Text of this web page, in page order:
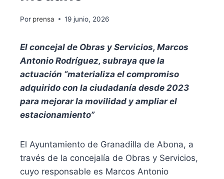
Por prensa 19 junio, 2026
El concejal de Obras y Servicios, Marcos
Antonio Rodríguez, subraya que la
actuación “materializa el compromiso
adquirido con la ciudadanía desde 2023
para mejorar la movilidad y ampliar el
estacionamiento”
El Ayuntamiento de Granadilla de Abona, a
través de la concejalía de Obras y Servicios,
cuyo responsable es Marcos Antonio